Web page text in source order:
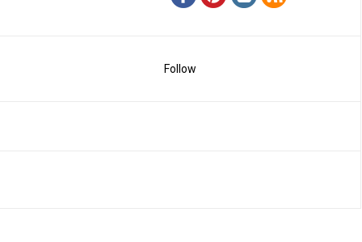
Follow